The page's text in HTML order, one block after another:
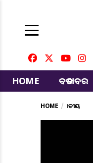
HOME
ବଡ ଖବର
HOME ଜାତୀୟ